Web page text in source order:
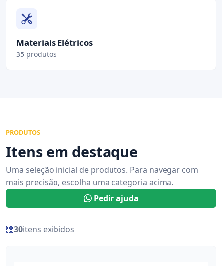
Materiais Elétricos
35 produtos
PRODUTOS
Itens em destaque
Uma seleção inicial de produtos. Para navegar com
mais precisão, escolha uma categoria acima.
Pedir ajuda
30itens exibidos